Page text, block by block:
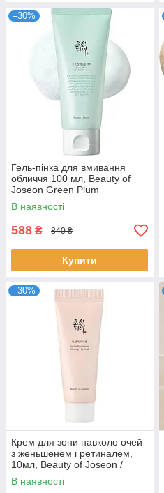
–30%
Гель-пінка для вмивання
обличчя 100 мл, Beauty of
Joseon Green Plum
Refreshing Cleanser /
Очіщувальний гель для
В наявності
588 ₴ 840 ₴
Купити
–30%
Крем для зони навколо очей
з женьшенем і ретиналем,
10мл, Beauty of Joseon /
Крем для шкіри навколо очей
В наявності